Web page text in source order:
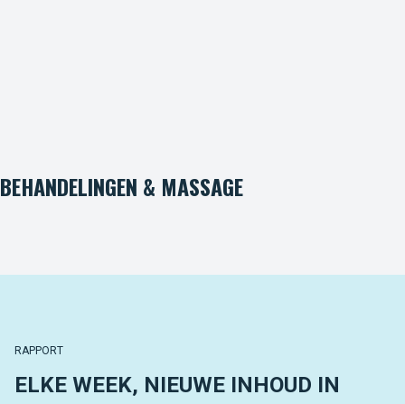
BEHANDELINGEN & MASSAGE
RAPPORT
ELKE WEEK, NIEUWE INHOUD IN